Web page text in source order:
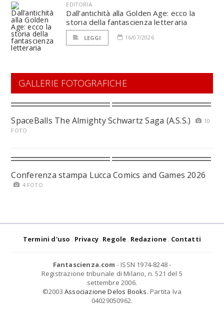
EDITORIA
Dall’antichità alla Golden Age: ecco la
storia della fantascienza letteraria
LEGGI 16/07/2026
GALLERIE FOTOGRAFICHE
SpaceBalls The Almighty Schwartz Saga (A.S.S.)
10
FOTO
Conferenza stampa Lucca Comics and Games 2026
4 FOTO
Termini d'uso Privacy Regole Redazione Contatti
Fantascienza.com - ISSN 1974-8248 -
Registrazione tribunale di Milano, n. 521 del 5
settembre 2006.
©2003 Associazione Delos Books. Partita Iva
04029050962.